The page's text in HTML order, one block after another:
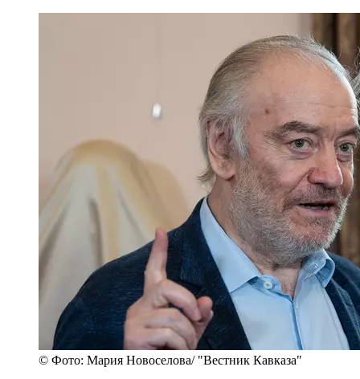
© Фото: Мария Новоселова/ "Вестник Кавказа"